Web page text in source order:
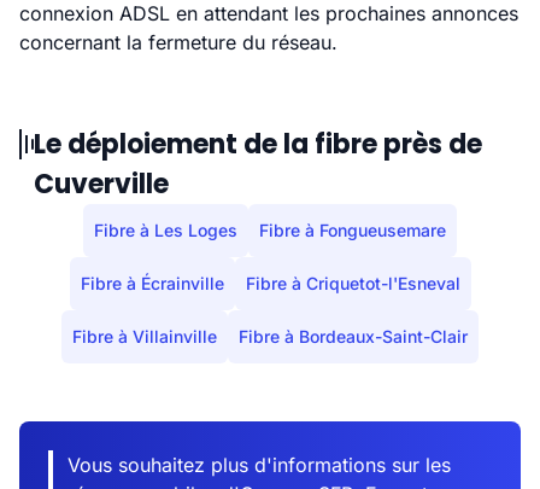
connexion ADSL en attendant les prochaines annonces
concernant la fermeture du réseau.
Le déploiement de la fibre près de
Cuverville
Fibre à Les Loges Fibre à Fongueusemare
Fibre à Écrainville Fibre à Criquetot-l'Esneval
Fibre à Villainville Fibre à Bordeaux-Saint-Clair
Vous souhaitez plus d'informations sur les